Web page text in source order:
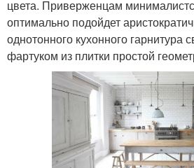
цвета. Приверженцам
оптимально подойдет
однотонного кухонного гарнитура
фартуком из плитки простой